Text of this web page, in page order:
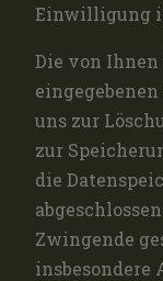
Einwilligung
Die von
uns zur
zur
die
Zwingende
insbesondere